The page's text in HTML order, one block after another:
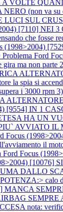
A VOLTE
(non va
LUCI SUL
[7110] NEI
che fosse
(1998>2004)
Problema Ford
ma non parte
la spia si
i 3000
[9554] IN 1
HA UN
AVVIATO IL
Focus
il
Ford Focus
DALLO
calo di
MANCA
SEMPRE
nota: